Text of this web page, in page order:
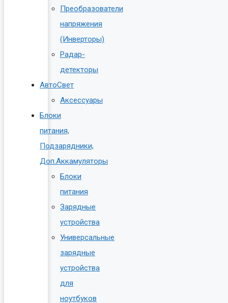
Преобразователи
напряжения
(Инверторы)
Радар-
детекторы
АвтоСвет
Аксессуары
Блоки
питания,
Подзарядники,
Доп.Аккамуляторы
Блоки
питания
Зарядные
устройства
Универсальные
зарядные
устройства
для
ноутбуков